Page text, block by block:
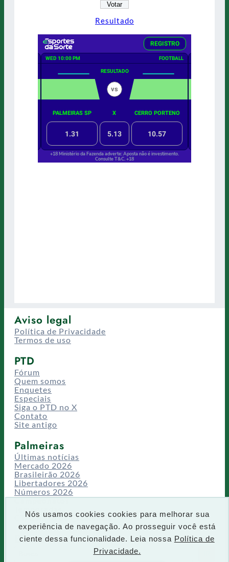
Nós usamos cookies cookies para melhorar sua
experiência de navegação. Ao prosseguir você está
ciente dessa funcionalidade. Leia nossa Política de
Privacidade.
Resultado
Aviso legal
Política de Privacidade
Termos de uso
PTD
Fórum
Quem somos
Enquetes
Especiais
Siga o PTD no X
Contato
Site antigo
Palmeiras
Últimas notícias
Mercado 2026
Brasileirão 2026
Libertadores 2026
Números 2026
Campeonatos
Temporadas
CT/Centro de Excelência
Busca
P